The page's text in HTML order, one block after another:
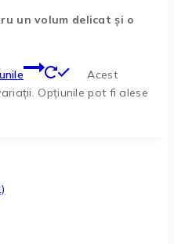
un volum delicat și o
Acest
Opțiunile pot fi alese